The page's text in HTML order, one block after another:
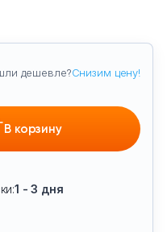
дешевле?Снизим цену!
В корзину
1 - 3 дня